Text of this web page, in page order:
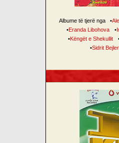
Albume të tjerë nga •
•Eranda Libohova •
•Këngët e Shekullit
•Sidrit